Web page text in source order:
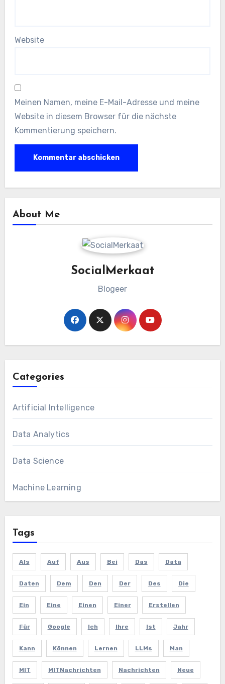
Website
Meinen Namen, meine E-Mail-Adresse und meine
Website in diesem Browser für die nächste
Kommentierung speichern.
About Me
SocialMerkaat
Blogeer
Categories
Artificial Intelligence
Data Analytics
Data Science
Machine Learning
Tags
Als Auf Aus Bei Das Data
Daten Dem Den Der Des Die
Ein Eine Einen Einer Erstellen
Für Google Ich Ihre Ist Jahr
Kann Können Lernen LLMs Man
MIT MITNachrichten Nachrichten Neue